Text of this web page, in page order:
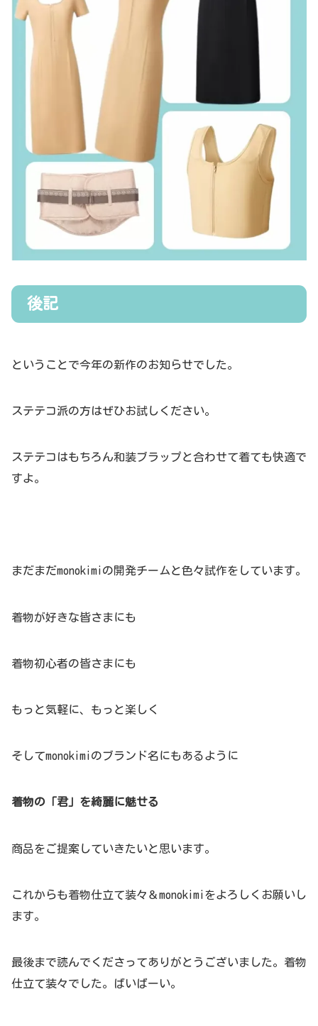
後記
ということで今年の新作のお知らせでした。
ステテコ派の方はぜひお試しください。
ステテコはもちろん和装ブラップと合わせて着ても快適で
すよ。
まだまだmonokimiの開発チームと色々試作をしています。
着物が好きな皆さまにも
着物初心者の皆さまにも
もっと気軽に、もっと楽しく
そしてmonokimiのブランド名にもあるように
着物の「君」を綺麗に魅せる
商品をご提案していきたいと思います。
これからも着物仕立て装々＆monokimiをよろしくお願いし
ます。
最後まで読んでくださってありがとうございました。着物
仕立て装々でした。ばいばーい。